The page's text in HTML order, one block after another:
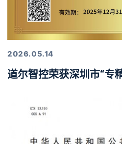
2026.05.14
道尔智控荣获深圳市“专